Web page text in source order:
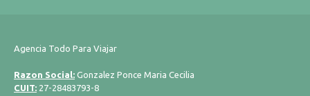
Agencia Todo Para Viajar
Razon Social: Gonzalez Ponce Maria Cecilia
CUIT: 27-28483793-8